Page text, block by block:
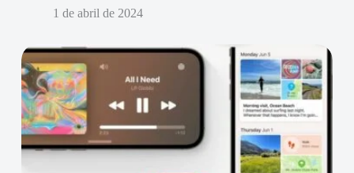
1 de abril de 2024